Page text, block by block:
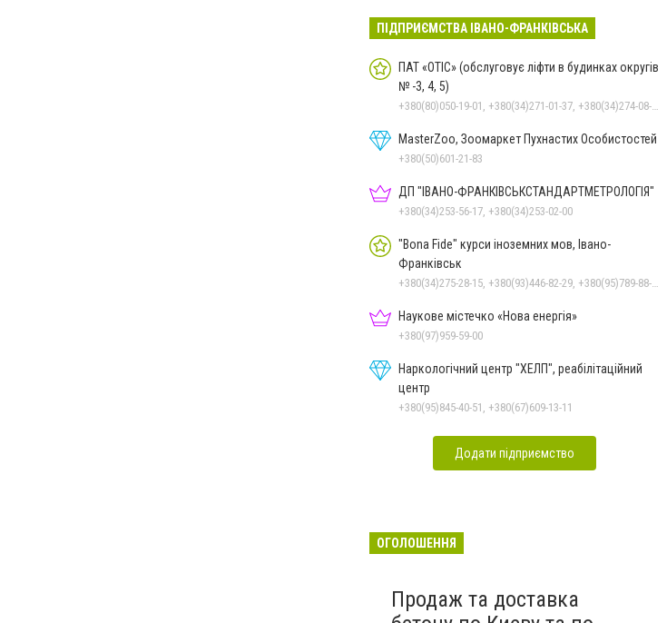
ПІДПРИЄМСТВА ІВАНО-ФРАНКІВСЬКА
ПАТ «ОТІС» (обслуговує ліфти в будинках округів
№ -3, 4, 5)
MasterZoo, Зоомаркет Пухнастих Особистостей
+380(50)601-21-83
ДП "ІВАНО-ФРАНКІВСЬК­СТАНДАРТ­МЕТРОЛОГІЯ"
+380(34)253-56-17, +380(34)253-02-00
"Bona Fide" курси іноземних мов, Івано-
Франківськ
Наукове містечко «Нова енергія»
+380(97)959-59-00
Наркологічний центр "ХЕЛП", реабілітаційний
центр
+380(95)845-40-51, +380(67)609-13-11
Додати підприємство
ОГОЛОШЕННЯ
Продаж та доставка